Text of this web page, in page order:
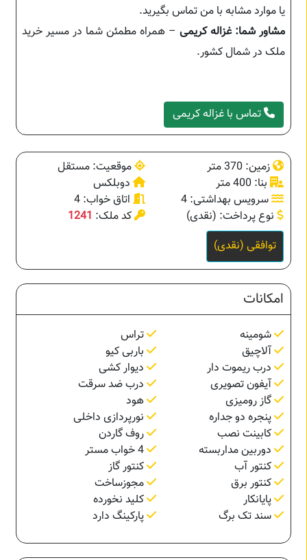
یا موارد مشابه با من تماس بگیرید.
مشاور شما: غزاله کریمی – همراه مطمئن شما در مسیر خرید
ملک در شمال کشور.
تماس با غزاله کریمی
زمین: 370 متر
موقعیت: مستقل
بنا: 400 متر
دوبلکس
سرویس بهداشتی: 4
اتاق خواب: 4
نوع پرداخت: (نقدی)
کد ملک: 1241
توافقی (نقدی)
امکانات
شومینه
تراس
آلاچیق
باربی کیو
درب ریموت دار
دیوار کشی
آیفون تصویری
درب ضد سرقت
گاز رومیزی
هود
پنجره دو جداره
نورپردازی داخلی
کابینت نصب
روف گاردن
دوربین مداربسته
4 خواب مستر
کنتور آب
کنتور گاز
کنتور برق
مجوزساخت
پایانکار
کلید نخورده
سند تک برگ
پارکینگ دارد